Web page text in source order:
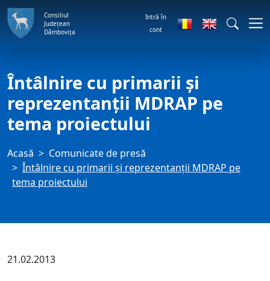
Consiliul
Județean
Dâmbovița
Intră în
cont
Întâlnire cu primarii și
reprezentanții MDRAP pe
tema proiectului
Acasă
Comunicate de presă
Întâlnire cu primarii și reprezentanții MDRAP pe
tema proiectului
21.02.2013